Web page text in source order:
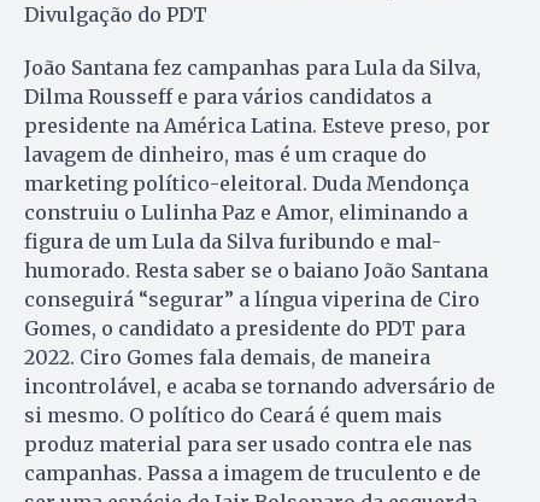
Divulgação do PDT
João Santana fez campanhas para Lula da Silva,
Dilma Rousseff e para vários candidatos a
presidente na América Latina. Esteve preso, por
lavagem de dinheiro, mas é um craque do
marketing político-eleitoral. Duda Mendonça
construiu o Lulinha Paz e Amor, eliminando a
figura de um Lula da Silva furibundo e mal-
humorado. Resta saber se o baiano João Santana
conseguirá “segurar” a língua viperina de Ciro
Gomes, o candidato a presidente do PDT para
2022. Ciro Gomes fala demais, de maneira
incontrolável, e acaba se tornando adversário de
si mesmo. O político do Ceará é quem mais
produz material para ser usado contra ele nas
campanhas. Passa a imagem de truculento e de